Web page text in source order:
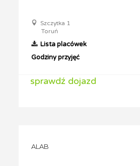
Szczytka 1
Toruń
Lista placówek
Godziny przyjęć
sprawdź dojazd
ALAB